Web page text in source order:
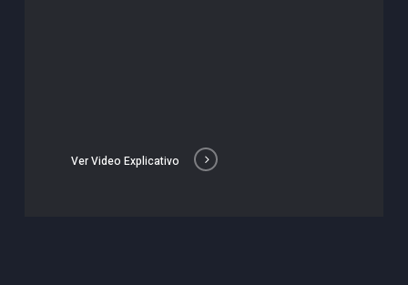
Ver Video Explicativo